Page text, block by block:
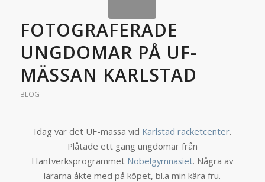
FOTOGRAFERADE
UNGDOMAR PÅ UF-
MÄSSAN KARLSTAD
BLOG
Idag var det UF-mässa vid Karlstad racketcenter.
Plåtade ett gäng ungdomar från
Hantverksprogrammet Nobelgymnasiet. Några av
lärarna åkte med på köpet, bl.a min kära fru.